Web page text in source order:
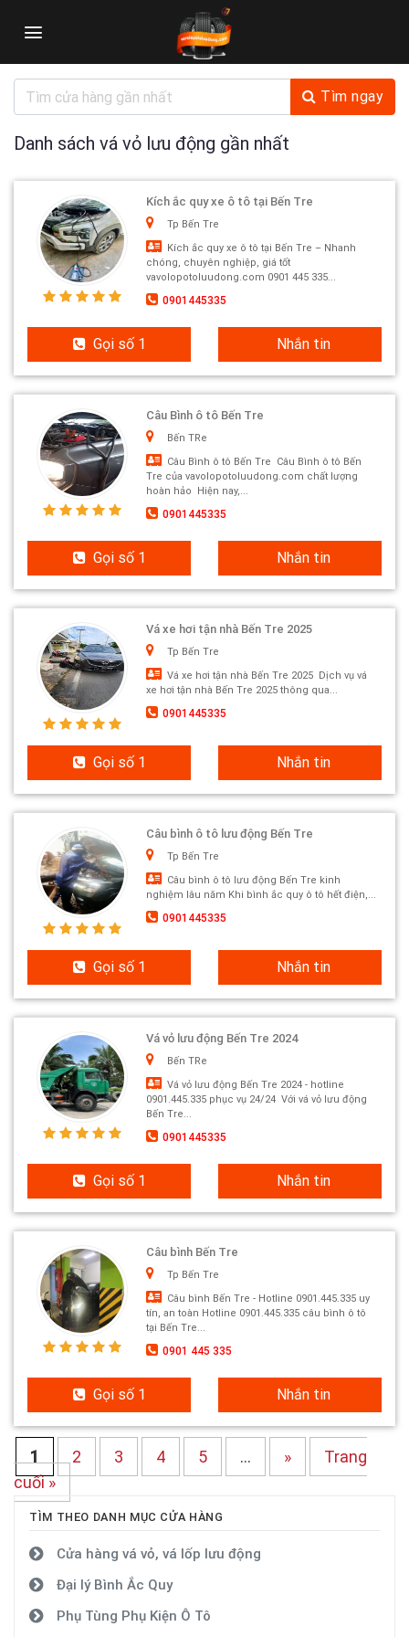
Tìm ngay
Danh sách vá vỏ lưu động gần nhất
Kích ắc quy xe ô tô tại Bến Tre
Tp Bến Tre
Kích ắc quy xe ô tô tại Bến Tre – Nhanh
chóng, chuyên nghiệp, giá tốt
vavolopotoluudong.com 0901 445 335...
0901445335
Gọi số 1 Nhắn tin
Câu Bình ô tô Bến Tre
Bến TRe
Câu Bình ô tô Bến Tre Câu Bình ô tô Bến
Tre của vavolopotoluudong.com chất lượng
hoàn hảo Hiện nay,...
0901445335
Gọi số 1 Nhắn tin
Vá xe hơi tận nhà Bến Tre 2025
Tp Bến Tre
Vá xe hơi tận nhà Bến Tre 2025 Dịch vụ vá
xe hơi tận nhà Bến Tre 2025 thông qua...
0901445335
Gọi số 1 Nhắn tin
Câu bình ô tô lưu động Bến Tre
Tp Bến Tre
Câu bình ô tô lưu động Bến Tre kinh
nghiệm lâu năm Khi bình ắc quy ô tô hết điện,...
0901445335
Gọi số 1 Nhắn tin
Vá vỏ lưu động Bến Tre 2024
Bến TRe
Vá vỏ lưu động Bến Tre 2024 - hotline
0901.445.335 phục vụ 24/24 Với vá vỏ lưu động
Bến Tre...
0901445335
Gọi số 1 Nhắn tin
Câu bình Bến Tre
Tp Bến Tre
Câu bình Bến Tre - Hotline 0901.445.335 uy
tín, an toàn Hotline 0901.445.335 câu bình ô tô
tại Bến Tre...
0901 445 335
Gọi số 1 Nhắn tin
1 2 3 4 5 ... »
Trang
cuối »
TÌM THEO DANH MỤC CỬA HÀNG
Cửa hàng vá vỏ, vá lốp lưu động
Đại lý Bình Ắc Quy
Phụ Tùng Phụ Kiện Ô Tô